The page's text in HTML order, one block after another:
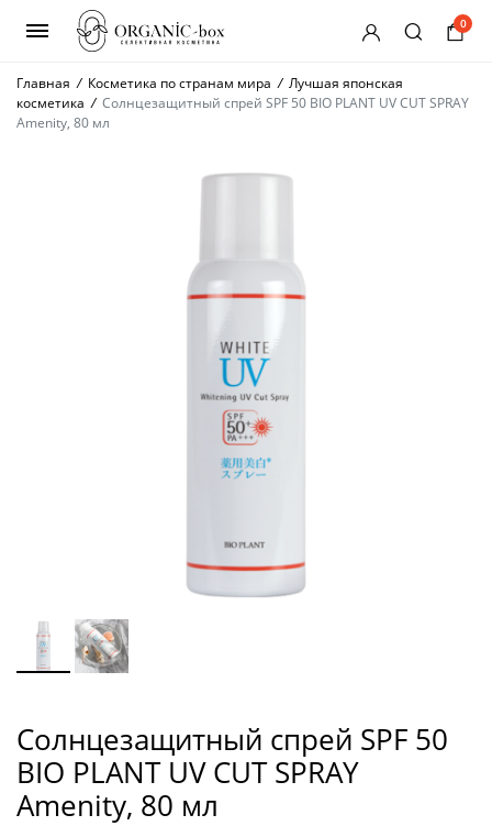
0
Главная / Косметика по странам мира / Лучшая японская
косметика / Cолнцезащитный спрей SPF 50 BIO PLANT UV CUT SPRAY
Amenity, 80 мл
Cолнцезащитный спрей SPF 50
BIO PLANT UV CUT SPRAY
Amenity, 80 мл